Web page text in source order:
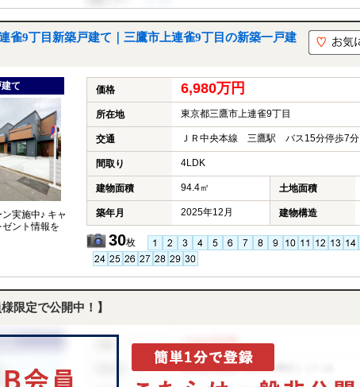
雀9丁目新築戸建て｜三鷹市上連雀9丁目の新築一戸建
て
実施中♪ キャ
ント情報を
価格 6,980万円
所在地 東京都三鷹市上連雀9丁目
交通 ＪＲ中央本線 三鷹駅 バス15分停歩7分
間取り 4LDK
建物面積 94.4㎡ 土地面積
築年月 2025年12月 建物構造
30枚
限定で公開中！】